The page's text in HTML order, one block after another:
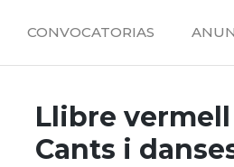
CONVOCATORIAS
Llibre
Cants i